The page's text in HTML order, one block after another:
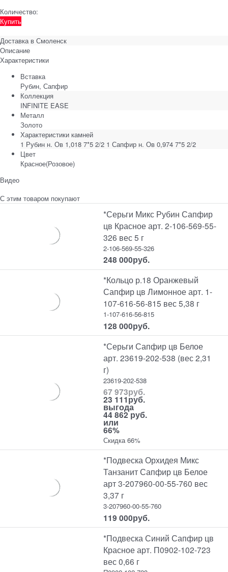
Количество:
Купить
Доставка в Смоленск
Описание
Характеристики
Вставка
Рубин, Сапфир
Коллекция
INFINITE EASE
Металл
Золото
Характеристики камней
1 Рубин н. Ов 1,018 7*5 2/2 1 Сапфир н. Ов 0,974 7*5 2/2
Цвет
Красное(Розовое)
Видео
С этим товаром покупают
*Серьги Микс Рубин Сапфир
цв Красное арт. 2-106-569-55-
326 вес 5 г
2-106-569-55-326
248 000руб.
*Кольцо р.18 Оранжевый
Сапфир цв Лимонное арт. 1-
107-616-56-815 вес 5,38 г
1-107-616-56-815
128 000руб.
*Серьги Сапфир цв Белое
арт. 23619-202-538 (вес 2,31
г)
23619-202-538
67 973руб.
23 111руб.
выгода
44 862 руб.
или
66%
Скидка 66%
*Подвеска Орхидея Микс
Танзанит Сапфир цв Белое
арт 3-207960-00-55-760 вес
3,37 г
3-207960-00-55-760
119 000руб.
*Подвеска Синий Сапфир цв
Красное арт. П0902-102-723
вес 0,66 г